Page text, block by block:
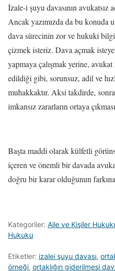
İzale-i şuyu davasının avukatsız
Ancak yazımızda da bu konuda
dava sürecinin zor ve hukuki
çizmek isteriz. Dava açmak
yapmaya çalışmak yerine,
edildiği gibi, sorunsuz, adil ve
muhakkaktır. Aksi takdirde,
imkansız zararların ortaya
Başta maddi olarak külfetli
içeren ve önemli bir davada
doğru bir karar olduğunun farkına
Kategoriler: Aile ve Kişiler
Hukuku
Etiketler: izalei şuyu davası,
örneği, ortaklığın giderilmesi